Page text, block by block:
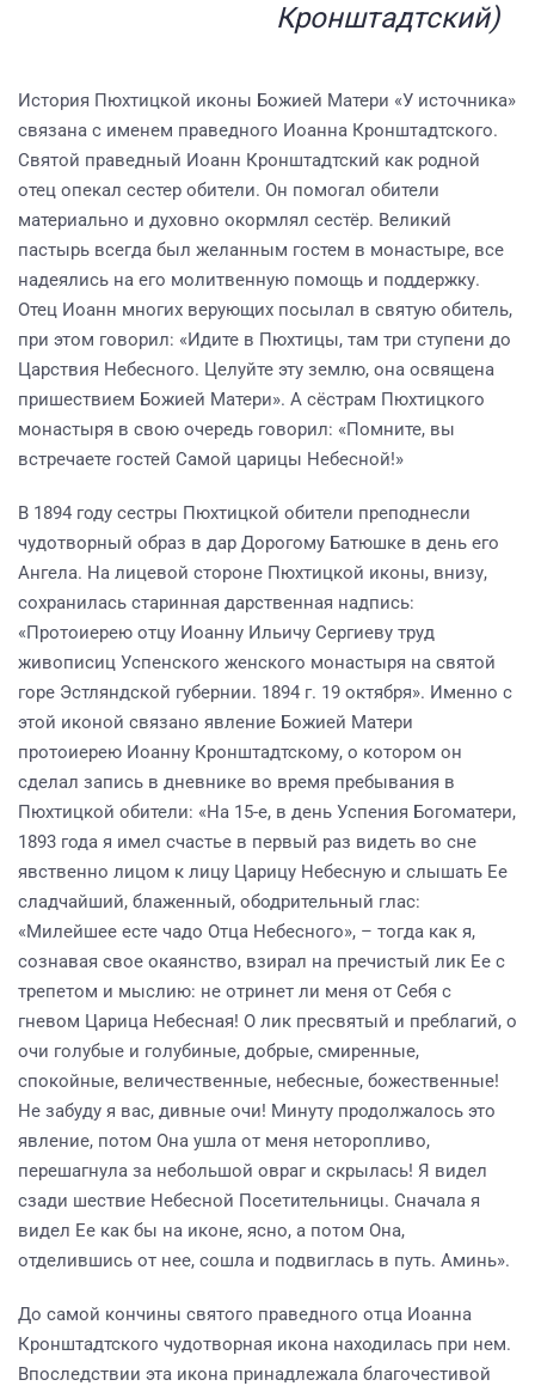
Кронштадтский)
История Пюхтицкой иконы Божией Матери «У источника»
связана с именем праведного Иоанна Кронштадтского.
Святой праведный Иоанн Кронштадтский как родной
отец опекал сестер обители. Он помогал обители
материально и духовно окормлял сестёр. Великий
пастырь всегда был желанным гостем в монастыре, все
надеялись на его молитвенную помощь и поддержку.
Отец Иоанн многих верующих посылал в святую обитель,
при этом говорил: «Идите в Пюхтицы, там три ступени до
Царствия Небесного. Целуйте эту землю, она освящена
пришествием Божией Матери». А сёстрам Пюхтицкого
монастыря в свою очередь говорил: «Помните, вы
встречаете гостей Самой царицы Небесной!»
В 1894 году сестры Пюхтицкой обители преподнесли
чудотворный образ в дар Дорогому Батюшке в день его
Ангела. На лицевой стороне Пюхтицкой иконы, внизу,
сохранилась старинная дарственная надпись:
«Протоиерею отцу Иоанну Ильичу Сергиеву труд
живописиц Успенского женского монастыря на святой
горе Эстляндской губернии. 1894 г. 19 октября». Именно с
этой иконой связано явление Божией Матери
протоиерею Иоанну Кронштадтскому, о котором он
сделал запись в дневнике во время пребывания в
Пюхтицкой обители: «На 15-е, в день Успения Богоматери,
1893 года я имел счастье в первый раз видеть во сне
явственно лицом к лицу Царицу Небесную и слышать Ее
сладчайший, блаженный, ободрительный глас:
«Милейшее есте чадо Отца Небесного», – тогда как я,
сознавая свое окаянство, взирал на пречистый лик Ее с
трепетом и мыслию: не отринет ли меня от Себя с
гневом Царица Небесная! О лик пресвятый и преблагий, о
очи голубые и голубиные, добрые, смиренные,
спокойные, величественные, небесные, божественные!
Не забуду я вас, дивные очи! Минуту продолжалось это
явление, потом Она ушла от меня неторопливо,
перешагнула за небольшой овраг и скрылась! Я видел
сзади шествие Небесной Посетительницы. Сначала я
видел Ее как бы на иконе, ясно, а потом Она,
отделившись от нее, сошла и подвиглась в путь. Аминь».
До самой кончины святого праведного отца Иоанна
Кронштадтского чудотворная икона находилась при нем.
Впоследствии эта икона принадлежала благочестивой